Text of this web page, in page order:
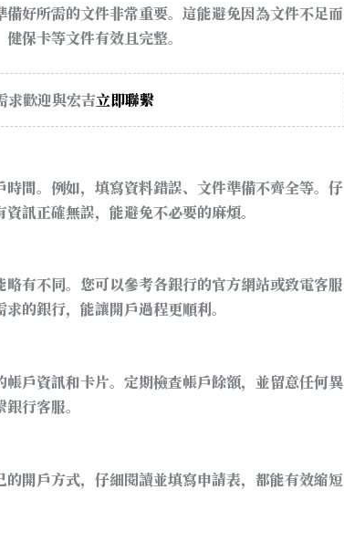
好所需的文件非常重要。這能避免因為文件不足而
保卡等文件有效且完整。
求歡迎與宏吉立即聯繫
間。例如，填寫資料錯誤、文件準備不齊全等。仔
訊正確無誤，能避免不必要的麻煩。
有不同。您可以參考各銀行的官方網站或致電客服
的銀行，能讓開戶過程更順利。
戶資訊和卡片。定期檢查帳戶餘額，並留意任何異
行客服。
開戶方式，仔細閱讀並填寫申請表，都能有效縮短